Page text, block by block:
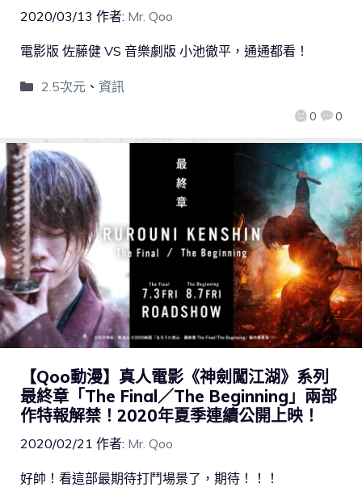
2020/03/13 作者: Mr. Qoo
0 0
電影版 佐藤健 VS 音樂劇版 小池徹平，通通都看！
2.5次元、 資訊
【Qoo動漫】真人電影《神劍闖江湖》系列
最終章「The Final／The Beginning」兩部
作特報解禁！2020年夏季連續公開上映！
2020/02/21 作者: Mr. Qoo
好帥！看這部最期待打鬥場景了，期待！！！